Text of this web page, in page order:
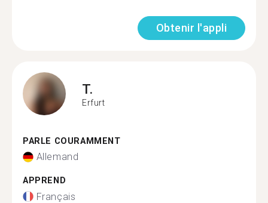
Obtenir l'appli
T.
Erfurt
PARLE COURAMMENT
Allemand
APPREND
Français